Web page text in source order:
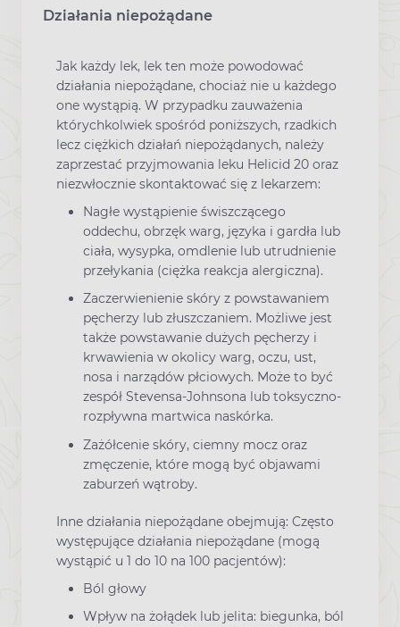
Działania niepożądane
Jak każdy lek, lek ten może powodować
działania niepożądane, chociaż nie u każdego
one wystąpią. W przypadku zauważenia
którychkolwiek spośród poniższych, rzadkich
lecz ciężkich działań niepożądanych, należy
zaprzestać przyjmowania leku Helicid 20 oraz
niezwłocznie skontaktować się z lekarzem:
Nagłe wystąpienie świszczącego
oddechu, obrzęk warg, języka i gardła lub
ciała, wysypka, omdlenie lub utrudnienie
przełykania (ciężka reakcja alergiczna).
Zaczerwienienie skóry z powstawaniem
pęcherzy lub złuszczaniem. Możliwe jest
także powstawanie dużych pęcherzy i
krwawienia w okolicy warg, oczu, ust,
nosa i narządów płciowych. Może to być
zespół Stevensa-Johnsona lub toksyczno-
rozpływna martwica naskórka.
Zażółcenie skóry, ciemny mocz oraz
zmęczenie, które mogą być objawami
zaburzeń wątroby.
Inne działania niepożądane obejmują: Często
występujące działania niepożądane (mogą
wystąpić u 1 do 10 na 100 pacjentów):
Ból głowy
Wpływ na żołądek lub jelita: biegunka, ból